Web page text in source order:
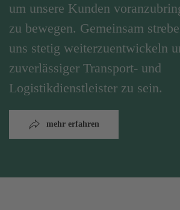
um unsere Kunden
zu bewegen. Gemeinsam
uns stetig weiterzuentwickeln
zuverlässiger Transport- und
Logistikdienstleister zu sein.
mehr erfahren